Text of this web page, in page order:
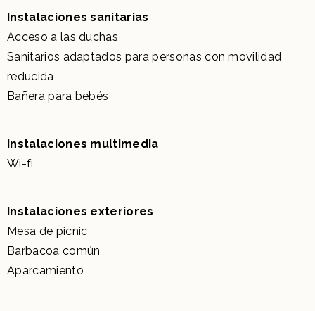
Instalaciones sanitarias
Acceso a las duchas
Sanitarios adaptados para personas con movilidad
reducida
Bañera para bebés
Instalaciones multimedia
Wi-fi
Instalaciones exteriores
Mesa de picnic
Barbacoa común
Aparcamiento